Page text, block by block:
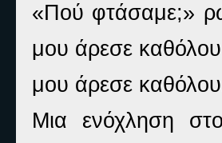
«Πού φτάσαμε;»
μου άρεσε
μου άρεσε
Μια ενόχληση